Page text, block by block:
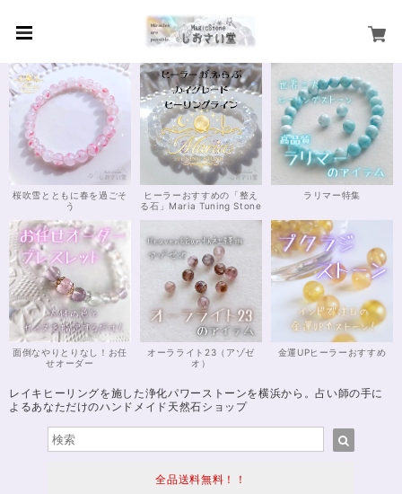
桜吹雪とともに春を過ごそ
う
ヒーラーおすすめの「整え
る石」Maria Tuning Stone
ラリマー特集
面倒なやりとりなし！お任
せオーダー
オーラライト23（アゾゼ
オ）
金運UPヒーラーおすすめ
レイキヒーリングを施した浄化パワーストーンを横浜から。占い師の手に
よるあなただけのハンドメイド天然石ショップ
全品送料無料！！